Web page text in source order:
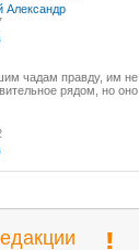
Александр
чадам правду, им не
рядом, но оно